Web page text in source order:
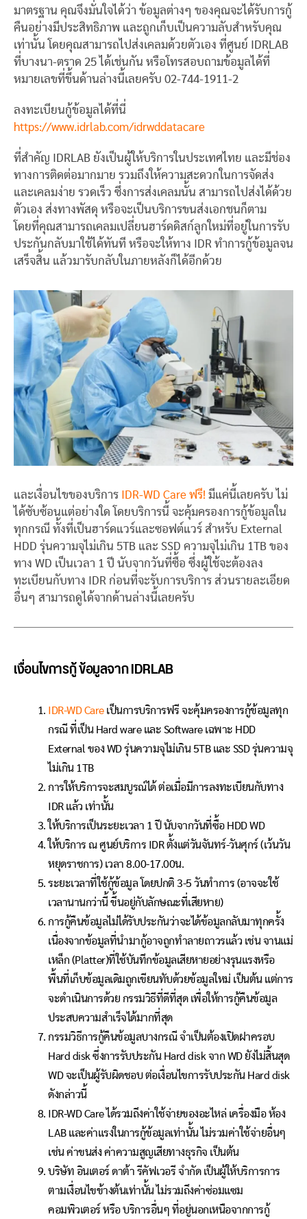
มาตรฐาน คุณจึงมั่นใจได้ว่า ข้อมูลต่างๆ ของคุณจะได้รับการกู้
คืนอย่างมีประสิทธิภาพ และถูกเก็บเป็นความลับสำหรับคุณ
เท่านั้น โดยคุณสามารถไปส่งเคลมด้วยตัวเอง ที่ศูนย์ IDRLAB
ที่บางนา-ตราด 25 ได้เช่นกัน หรือโทรสอบถามข้อมูลได้ที่
หมายเลขที่ขึ้นด้านล่างนี้เลยครับ 02-744-1911-2
ลงทะเบียนกู้ข้อมูลได้ที่นี่
https://www.idrlab.com/idrwddatacare
ที่สำคัญ IDRLAB ยังเป็นผู้ให้บริการในประเทศไทย และมีช่อง
ทางการติดต่อมากมาย รวมถึงให้ความสะดวกในการจัดส่ง
และเคลมง่าย รวดเร็ว ซึ่งการส่งเคลมนั้น สามารถไปส่งได้ด้วย
ตัวเอง ส่งทางพัสดุ หรือจะเป็นบริการขนส่งเอกชนก็ตาม
โดยที่คุณสามารถเคลมเปลี่ยนฮาร์ดดิสก์ลูกใหม่ที่อยู่ในการรับ
ประกันกลับมาใช้ได้ทันที หรือจะให้ทาง IDR ทำการกู้ข้อมูลจน
เสร็จสิ้น แล้วมารับกลับในภายหลังก็ได้อีกด้วย
และเงื่อนไขของบริการ IDR-WD Care ฟรี! มีแค่นี้เลยครับ ไม่
ได้ซับซ้อนแต่อย่างใด โดยบริการนี้ จะคุ้มครองการกู้ข้อมูลใน
ทุกกรณี ทั้งที่เป็นฮาร์ดแวร์และซอฟต์แวร์ สำหรับ External
HDD รุ่นความจุไม่เกิน 5TB และ SSD ความจุไม่เกิน 1TB ของ
ทาง WD เป็นเวลา 1 ปี นับจากวันที่ซื้อ ซึ่งผู้ใช้จะต้องลง
ทะเบียนกับทาง IDR ก่อนที่จะรับการบริการ ส่วนรายละเอียด
อื่นๆ สามารถดูได้จากด้านล่างนี้เลยครับ
เงื่อนไขการกู้ ข้อมูลจาก IDRLAB
IDR-WD Careเป็นการบริการฟรี จะคุ้มครองการกู้ข้อมูลทุก
กรณี ที่เป็น Hard ware และ Software เฉพาะ HDD
External ของ WD รุ่นความจุไม่เกิน 5TB และ SSD รุ่นความจุ
ไม่เกิน 1TB
การให้บริการจะสมบูรณ์ได้ ต่อเมื่อมีการลงทะเบียนกับทาง
IDR แล้ว เท่านั้น
ให้บริการเป็นระยะเวลา 1 ปี นับจากวันที่ซื้อ HDD WD
ให้บริการ ณ ศูนย์บริการ IDR ตั้งแต่วันจันทร์-วันศุกร์ (เว้นวัน
หยุดราชการ) เวลา 8.00-17.00น.
ระยะเวลาที่ใช้กู้ข้อมูล โดยปกติ 3-5 วันทำการ (อาจจะใช้
เวลานานกว่านี้ ขึ้นอยู่กับลักษณะที่เสียหาย)
การกู้คืนข้อมูลไม่ได้รับประกันว่าจะได้ข้อมูลกลับมาทุกครั้ง
เนื่องจากข้อมูลที่นำมากู้อาจถูกทำลายถาวรแล้ว เช่น จานแม่
เหล็ก (Platter)ที่ใช้บันทึกข้อมูลเสียหายอย่างรุนแรงหรือ
พื้นที่เก็บข้อมูลเดิมถูกเขียนทับด้วยข้อมูลใหม่ เป็นต้น แต่การ
จะดำเนินการด้วย กรรมวิธีที่ดีที่สุด เพื่อให้การกู้คืนข้อมูล
ประสบความสำเร็จได้มากที่สุด
กรรมวิธีการกู้คืนข้อมูลบางกรณี จำเป็นต้องเปิดฝาครอบ
Hard disk ซึ่งการรับประกัน Hard disk จาก WD ยังไม่สิ้นสุด
WD จะเป็นผู้รับผิดชอบ ต่อเงื่อนไขการรับประกัน Hard disk
ดังกล่าวนี้
IDR-WD Care ได้รวมถึงค่าใช้จ่ายของอะไหล่ เครื่องมือ ห้อง
LAB และค่าแรงในการกู้ข้อมูลเท่านั้น ไม่รวมค่าใช้จ่ายอื่นๆ
เช่น ค่าขนส่ง ค่าความสูญเสียทางธุรกิจ เป็นต้น
บริษัท อินเตอร์ ดาต้า รีคัฟเวอรี จำกัด เป็นผู้ให้บริการการ
ตามเงื่อนไขข้างต้นเท่านั้น ไม่รวมถึงค่าซ่อมแซม
คอมพิวเตอร์ หรือ บริการอื่นๆ ที่อยู่นอกเหนือจากการกู้